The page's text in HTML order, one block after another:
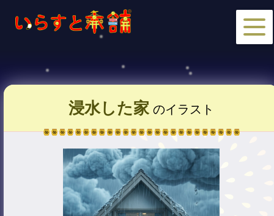
浸水した家 のイラスト